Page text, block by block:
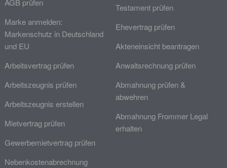
AGB prüfen
Marke anmelden:
Markenschutz in Deutschland
und EU
Arbeitsvertrag prüfen
Arbeitszeugnis prüfen
Arbeitszeugnis erstellen
Mietvertrag prüfen
Gewerbemietvertrag prüfen
Nebenkostenabrechnung
Testament prüfen
Ehevertrag prüfen
Akteneinsicht beantragen
Anwaltsrechnung prüfen
Abmahnung prüfen &
abwehren
Abmahnung Frommer Legal
erhalten